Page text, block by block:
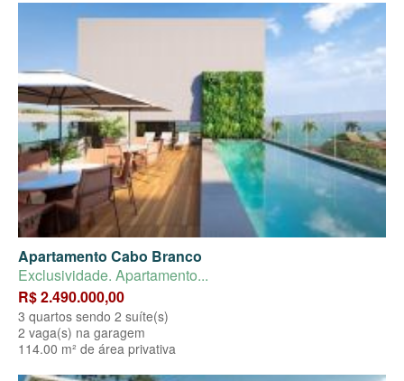
Apartamento Cabo Branco
Exclusividade. Apartamento...
R$ 2.490.000,00
3 quartos sendo 2 suíte(s)
2 vaga(s) na garagem
114.00 m² de área privativa